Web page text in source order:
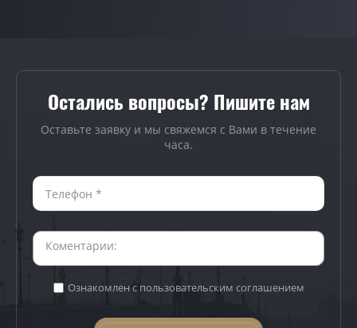
Остались вопросы? Пишите нам
Оставьте заявку и мы свяжемся с Вами в течение
часа.
Ознакомлен с пользовательским соглашением